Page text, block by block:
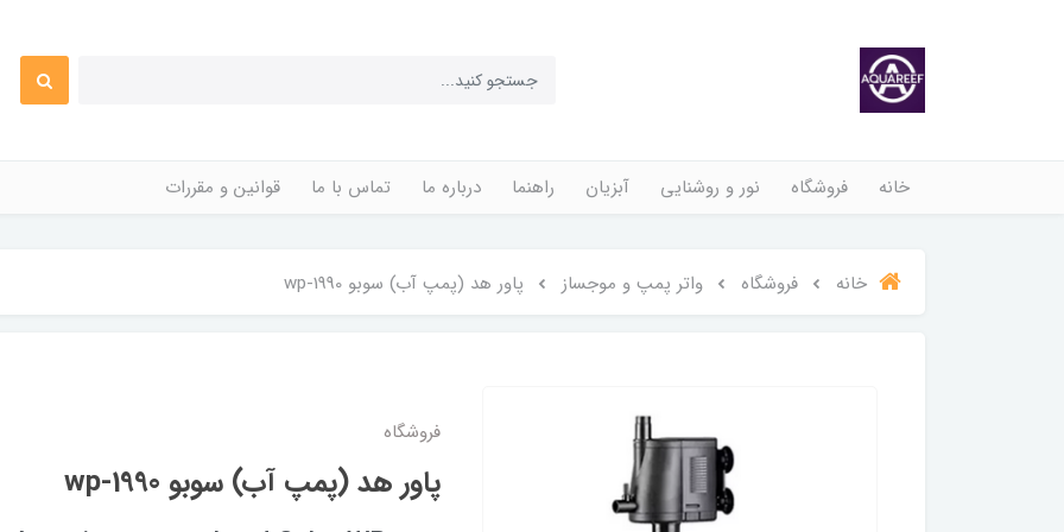
خانه فروشگاه نور و روشنایی آبزیان راهنما درباره ما تماس با ما قوانین و مقررات
خانه فروشگاه واتر پمپ و موجساز پاور هد (پمپ آب) سوبو wp-1990
فروشگاه
پاور هد (پمپ آب) سوبو wp-1990